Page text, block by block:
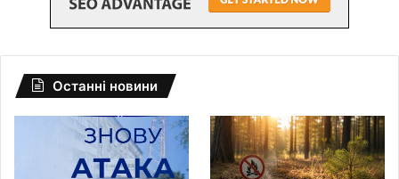
Останні новини